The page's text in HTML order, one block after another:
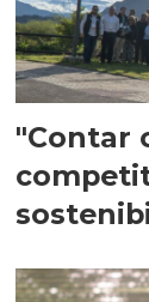
"Contar